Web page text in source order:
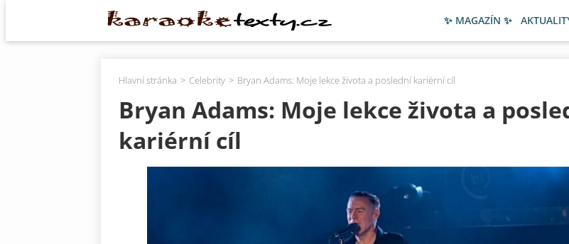
✨ MAGAZÍN ✨
Hlavní stránka Celebrity Bryan Adams: Moje lekce života a poslední kariérní cíl
Bryan Adams: Moje lekce života a
kariérní cíl